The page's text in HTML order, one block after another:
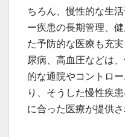
ちろん、慢性的な生
ー疾患の長期管理、
た予防的な医療も充
尿病、高血圧などは
的な通院やコントロ
り、そうした慢性疾
に合った医療が提供さ